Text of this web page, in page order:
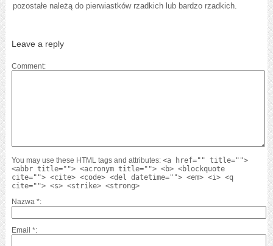
pozostałe należą do pierwiastków rzadkich lub bardzo rzadkich.
Leave a reply
Comment
You may use these HTML tags and attributes: <a href="" title="">
<abbr title=""> <acronym title=""> <b> <blockquote
cite=""> <cite> <code> <del datetime=""> <em> <i> <q
cite=""> <s> <strike> <strong>
Nazwa *
Email *